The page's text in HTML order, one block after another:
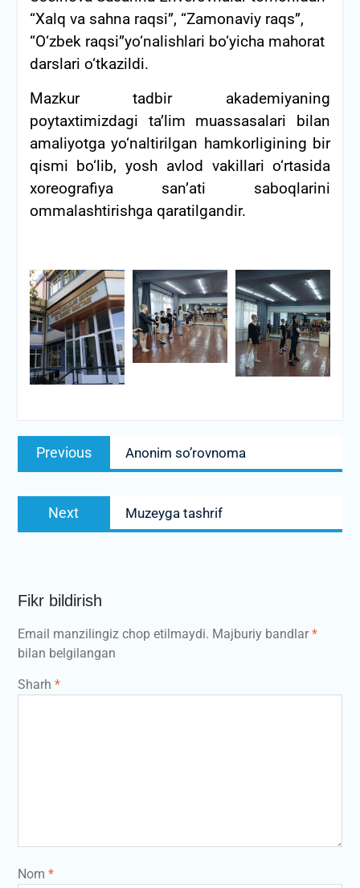
“Xalq va sahna raqsi”, “Zamonaviy raqs”,
“O‘zbek raqsi”yo‘nalishlari bo‘yicha mahorat
darslari o‘tkazildi.
Mazkur tadbir akademiyaning
poytaxtimizdagi ta’lim muassasalari bilan
amaliyotga yo‘naltirilgan hamkorligining bir
qismi bo‘lib, yosh avlod vakillari o‘rtasida
xoreografiya san’ati saboqlarini
ommalashtirishga qaratilgandir.
Post
menyusi
Previous
Previous
post:
Anonim so’rovnoma
Next
post:
Muzeyga tashrif
Fikr bildirish
Email manzilingiz chop etilmaydi. Majburiy bandlar*
bilan belgilangan
Sharh *
Nom *